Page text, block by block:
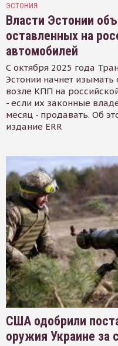
ЭСТОНИЯ
Власти Эстонии
оставленных на
автомобилей
С октября 2025 года
Эстонии начнет
возле КПП на
- если их законные
месяц - продавать. Об
издание ERR
США одобрили
оружия Украине за